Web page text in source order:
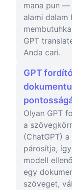
mana pun —
alami dalam
GPT
Anda cari.
GPT
Olyan GPT
a
(ChatGPT)
párosítja,
modell
egy
szöveget,